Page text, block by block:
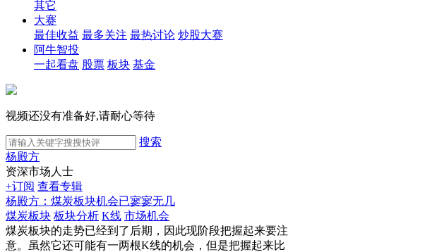
其它
大赛
最佳收益 最多关注 最热讨论 炒股大赛
阿牛智投
一起看盘 股票 板块 基金
视频还没有准备好,请耐心等待
搜索
杨殿方
资深市场人士
+订阅 查看专辑
杨殿方：煤炭板块机会已寥寥无几
煤炭板块 板块分析 K线 市场机会
煤炭板块的走势已经到了后期，因此现阶段把握起来要注
意。虽然它还可能有一两根K线的机会，但是把握起来比